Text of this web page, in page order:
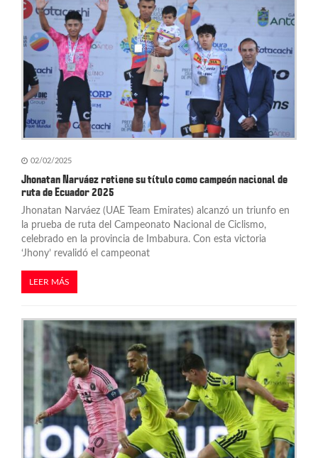
02/02/2025
Jhonatan Narváez retiene su título como campeón nacional de
ruta de Ecuador 2025
Jhonatan Narváez (UAE Team Emirates) alcanzó un triunfo en
la prueba de ruta del Campeonato Nacional de Ciclismo,
celebrado en la provincia de Imbabura. Con esta victoria
‘Jhony’ revalidó el campeonat
LEER MÁS